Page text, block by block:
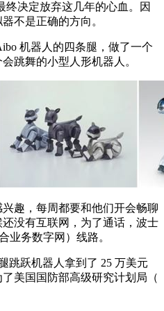
决定放弃这几年的心血。因
不是正确的方向。
机器人的四条腿，做了一个
跳舞的小型人形机器人。
，每周都要和他们开会畅聊
没有互联网，为了通话，波士
业务数字网）线路。
跃机器人拿到了 25 万美元
美国国防部高级研究计划局（